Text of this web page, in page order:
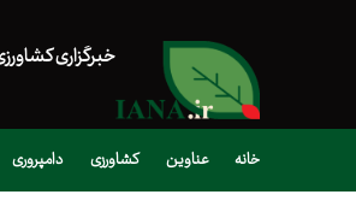
خبرگزاری
خانه عناوین کشاورزی دامپروری